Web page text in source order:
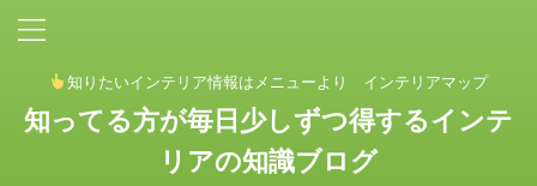
知りたいインテリア情報はメニューより インテリアマップ
知ってる方が毎日少しずつ得するインテ
リアの知識ブログ